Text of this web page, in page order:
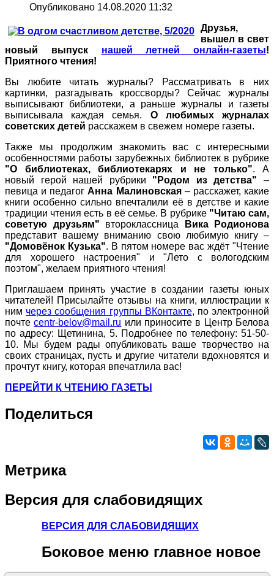
Опубликовано 14.08.2020 11:32
Друзья,
вышел в свет
новый выпуск нашей летней онлайн-газеты!
Приятного чтения!
Вы любите читать журналы? Рассматривать в них
картинки, разгадывать кроссворды? Сейчас журналы
выписывают библиотеки, а раньше журналы и газеты
выписывала каждая семья. О любимых журналах
советских детей расскажем в свежем номере газеты.
Также мы продолжим знакомить вас с интересными
особенностями работы зарубежных библиотек в рубрике
"О библиотеках, библиотекарях и не только". А
новый герой нашей рубрики "Родом из детства" –
певица и педагогАнна Малиновская– расскажет, какие
книги особенно сильно впечталили её в детстве и какие
традиции чтения есть в её семье. В рубрике "Читаю сам,
советую друзьям" второклассница
Вика Родионова
представит вашему вниманию свою любимую книгу –
"Домовёнок Кузька". В пятом номере вас ждёт "Чтение
для хорошего настроения" и "Лето с вологодским
поэтом", желаем приятного чтения!
Приглашаем принять участие в создании газеты юных
читателей! Присылайте отзывы на книги, иллюстрации к
ним через сообщения группы ВКонтакте, по электронной
почтеcentr-belov@mail.ru или приносите в Центр Белова
по адресу: Щетинина, 5. Подробнее по телефону: 51-50-
10. Мы будем рады опубликовать ваше творчество на
своих страницах, пусть и другие читатели вдохновятся и
прочтут книгу, которая впечатлила вас!
ПЕРЕЙТИ К ЧТЕНИЮ ГАЗЕТЫ
Поделиться
Метрика
Версия для слабовидящих
ВЕРСИЯ ДЛЯ СЛАБОВИДЯЩИХ
Боковое меню главное новое